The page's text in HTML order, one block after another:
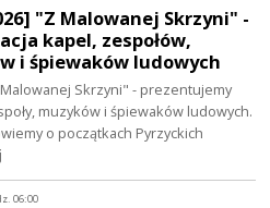
"Z Malowanej Skrzyni" -
kapel, zespołów,
i śpiewaków ludowych
Skrzyni" - prezentujemy
muzyków i śpiewaków ludowych.
o początkach Pyrzyckich
06:00